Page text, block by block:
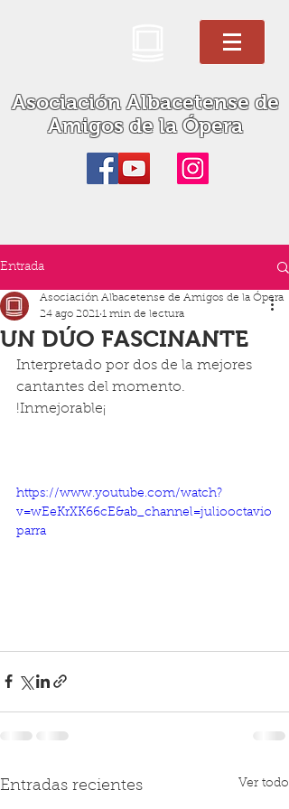
Asociación Albacetense de
Amigos de la Ópera
Entrada
UN DÚO FASCINANTE
Asociación Albacetense de Amigos de la Ópera
24 ago 2021 1 min de lectura
Interpretado por dos de la mejores
cantantes del momento.
!Inmejorable¡
https://www.youtube.com/watch?
v=wEeKrXK66cE&ab_channel=juliooctavio
parra
Entradas recientes Ver todo